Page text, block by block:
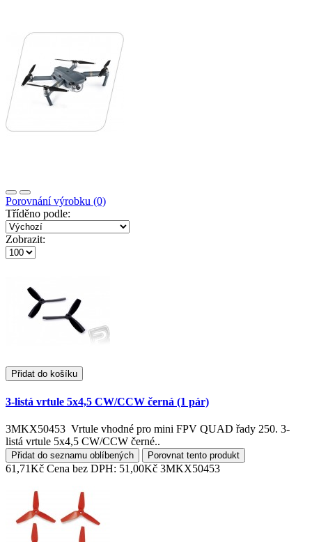
Porovnání výrobku (0)
Tříděno podle:
Zobrazit:
Přidat do košíku
3-listá vrtule 5x4,5 CW/CCW černá (1 pár)
3MKX50453 Vrtule vhodné pro mini FPV QUAD řady 250. 3-
listá vrtule 5x4,5 CW/CCW černé..
Přidat do seznamu oblíbených Porovnat tento produkt
61,71Kč Cena bez DPH: 51,00Kč 3MKX50453